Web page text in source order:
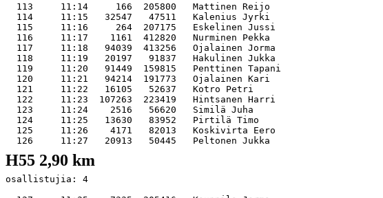
113     11:14     166  205800   Mattinen
114     11:15   32547   47511   Kalenius Jyrki
115     11:16     264  207175   Eskelinen
116     11:17    1161  412820   Nurminen
117     11:18   94039  413256   Ojalainen Jorma
118     11:19   20197   91837   Hakulinen
119     11:20   91449  159815   Penttinen
120     11:21   94214  191773   Ojalainen Kari
121     11:22   16105   52637   Kotro Petri
122     11:23  107263  223419   Hintsanen
123     11:24    2516   56620   Similä Juha
124     11:25   13630   83952   Pirtilä Timo
125     11:26    4171   82013   Koskivirta
H55 2,90 km
osallistujia: 4